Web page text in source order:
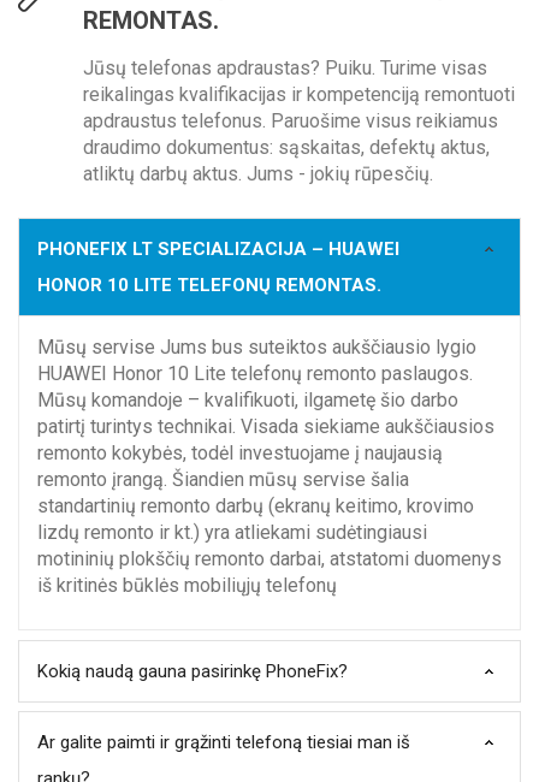
REMONTAS.
Jūsų telefonas apdraustas? Puiku. Turime visas
reikalingas kvalifikacijas ir kompetenciją remontuoti
apdraustus telefonus. Paruošime visus reikiamus
draudimo dokumentus: sąskaitas, defektų aktus,
atliktų darbų aktus. Jums - jokių rūpesčių.
PHONEFIX LT SPECIALIZACIJA – HUAWEI
HONOR 10 LITE TELEFONŲ REMONTAS.
Mūsų servise Jums bus suteiktos aukščiausio lygio
HUAWEI Honor 10 Lite telefonų remonto paslaugos.
Mūsų komandoje – kvalifikuoti, ilgametę šio darbo
patirtį turintys technikai. Visada siekiame aukščiausios
remonto kokybės, todėl investuojame į naujausią
remonto įrangą. Šiandien mūsų servise šalia
standartinių remonto darbų (ekranų keitimo, krovimo
lizdų remonto ir kt.) yra atliekami sudėtingiausi
motininių plokščių remonto darbai, atstatomi duomenys
iš kritinės būklės mobiliųjų telefonų
Kokią naudą gauna pasirinkę PhoneFix?
Ar galite paimti ir grąžinti telefoną tiesiai man iš